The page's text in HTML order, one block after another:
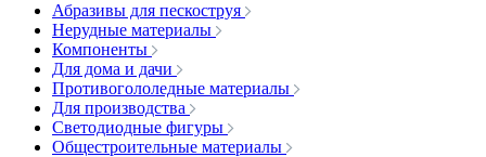
Абразивы для пескоструя
Нерудные материалы
Компоненты
Для дома и дачи
Противогололедные материалы
Для производства
Светодиодные фигуры
Общестроительные материалы